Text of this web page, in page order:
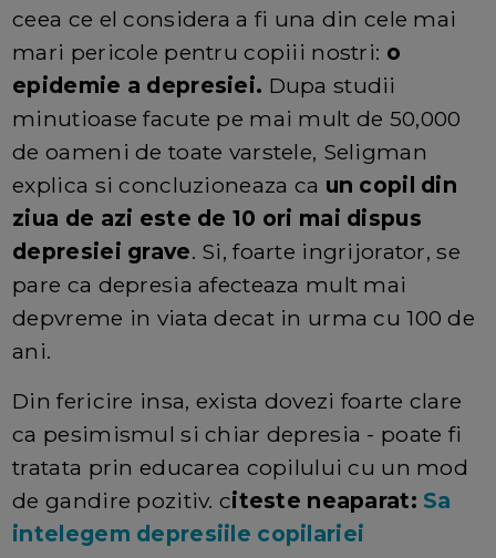
ceea ce el considera a fi una din cele mai
mari pericole pentru copiii nostri: o
epidemie a depresiei. Dupa studii
minutioase facute pe mai mult de 50,000
de oameni de toate varstele, Seligman
explica si concluzioneaza ca un copil din
ziua de azi este de 10 ori mai dispus
depresiei grave. Si, foarte ingrijorator, se
pare ca depresia afecteaza mult mai
depvreme in viata decat in urma cu 100 de
ani.
Din fericire insa, exista dovezi foarte clare
ca pesimismul si chiar depresia - poate fi
tratata prin educarea copilului cu un mod
de gandire pozitiv. citeste neaparat: Sa
intelegem depresiile copilariei